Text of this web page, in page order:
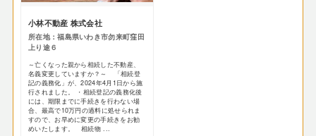
小林不動産 株式会社
所在地：福島県いわき市勿来町窪田
上り途６
～亡くなった親から相続した不動産、
名義変更していますか？～ 「相続登
記の義務化」が、2024年4月1日から施
行されました。 ・相続登記の義務化後
には、期限までに手続きを行わない場
合、最高で10万円の過料に処せられま
すので、お早めに変更の手続きをお勧
めいたします。 相続物 ...